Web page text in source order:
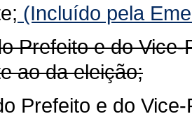
(Incluído pela
Prefeito e do
ao da eleição;
Prefeito e do